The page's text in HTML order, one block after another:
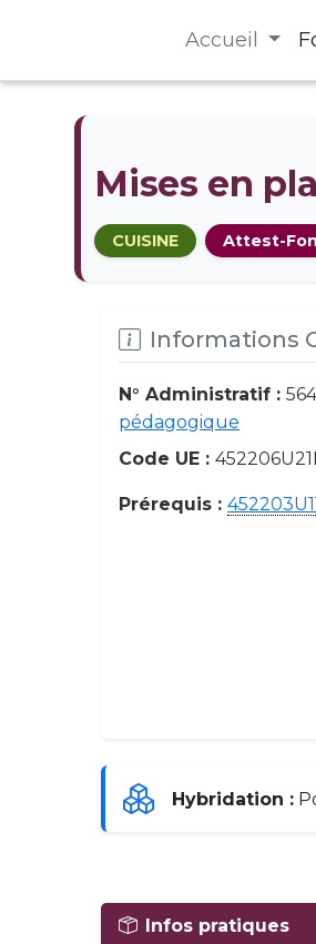
Accueil
Mises en
CUISINE Attest-
Informations
N° Administratif :
pédagogique
Code UE :
Prérequis :
Hybridation :
Infos pratiques